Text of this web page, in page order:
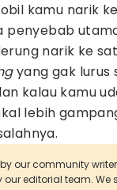
kamu narik
penyebab
narik ke
yang gak lurus
kalau kamu
lebih
our community
our editorial team. We